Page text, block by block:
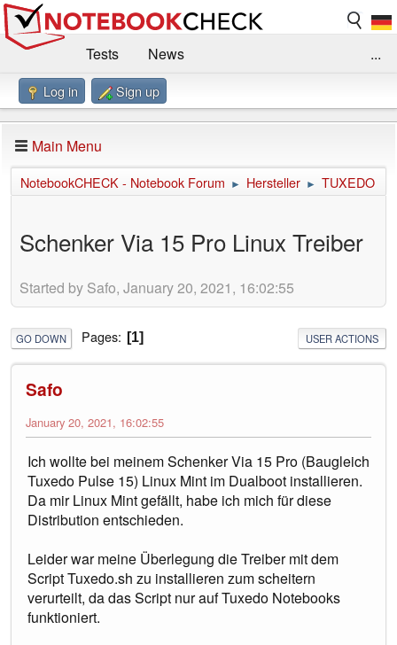
Tests
News
Benchmarks / Technik
Forum
Impressum
...
Log in Sign up
Main Menu
NotebookCHECK - Notebook Forum ► Hersteller ► TUXEDO
Schenker Via 15 Pro Linux Treiber
Started by Safo, January 20, 2021, 16:02:55
GO DOWN Pages 1 USER ACTIONS
Safo
January 20, 2021, 16:02:55
Ich wollte bei meinem Schenker Via 15 Pro (Baugleich
Tuxedo Pulse 15) Linux Mint im Dualboot installieren.
Da mir Linux Mint gefällt, habe ich mich für diese
Distribution entschieden.
Leider war meine Überlegung die Treiber mit dem
Script Tuxedo.sh zu installieren zum scheitern
verurteilt, da das Script nur auf Tuxedo Notebooks
funktioniert.